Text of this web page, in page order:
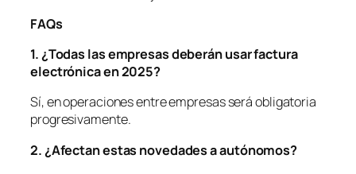
FAQs
1. ¿Todas las empresas deberán usar factura
electrónica en 2025?
Sí, en operaciones entre empresas será obligatoria
progresivamente.
2. ¿Afectan estas novedades a autónomos?